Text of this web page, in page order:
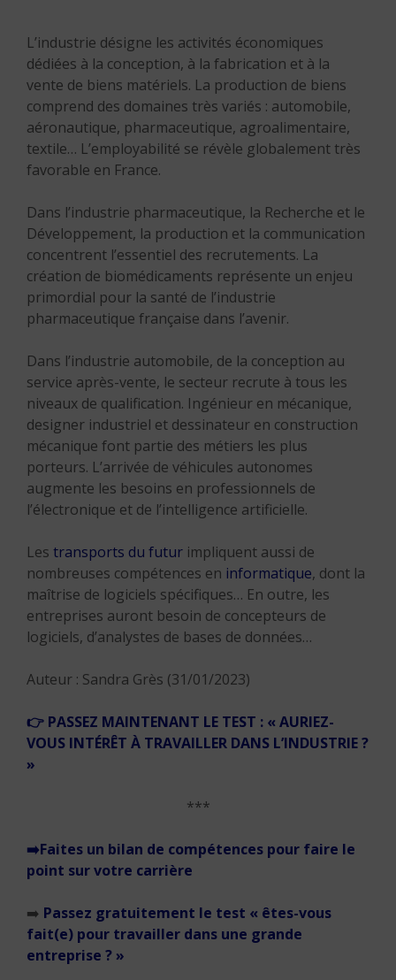
L’industrie désigne les activités économiques
dédiées à la conception, à la fabrication et à la
vente de biens matériels. La production de biens
comprend des domaines très variés : automobile,
aéronautique, pharmaceutique, agroalimentaire,
textile… L’employabilité se révèle globalement très
favorable en France.
Dans l’industrie pharmaceutique, la Recherche et le
Développement, la production et la communication
concentrent l’essentiel des recrutements. La
création de biomédicaments représente un enjeu
primordial pour la santé de l’industrie
pharmaceutique française dans l’avenir.
Dans l’industrie automobile, de la conception au
service après-vente, le secteur recrute à tous les
niveaux de qualification. Ingénieur en mécanique,
designer industriel et dessinateur en construction
mécanique font partie des métiers les plus
porteurs. L’arrivée de véhicules autonomes
augmente les besoins en professionnels de
l’électronique et de l’intelligence artificielle.
Les transports du futur impliquent aussi de
nombreuses compétences en informatique, dont la
maîtrise de logiciels spécifiques… En outre, les
entreprises auront besoin de concepteurs de
logiciels, d’analystes de bases de données…
Auteur : Sandra Grès (31/01/2023)
👉 PASSEZ MAINTENANT LE TEST : « AURIEZ-
VOUS INTÉRÊT À TRAVAILLER DANS L’INDUSTRIE ?
»
***
➡️Faites un bilan de compétences pour faire le
point sur votre carrière
➡️ Passez gratuitement le test « êtes-vous
fait(e) pour travailler dans une grande
entreprise ? »